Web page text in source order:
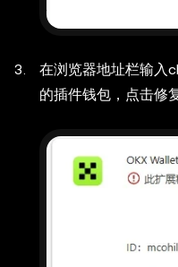
在浏览器地址栏输入
的插件钱包，点击修复